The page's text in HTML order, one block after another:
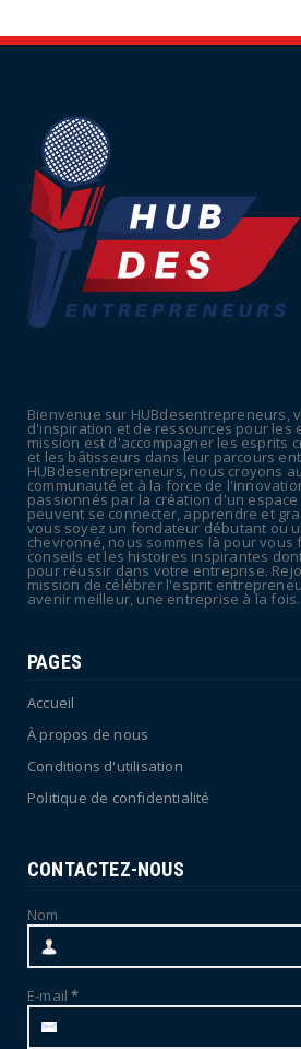
coup de pression
Tabac : les ventes
UNCATEGORIZED
Retraites : nouveau
de frein sur les
July 09, 2026
July 08, 2026
POLITIQUE
Canicule : sept
en vigilance
July 04, 2026
Bienvenue sur HUBdesentrepreneurs,
d'inspiration et de ressources pour les
mission est d'accompagner les esprits
et les bâtisseurs dans leur parcours
HUBdesentrepreneurs, nous croyons
communauté et à la force de
passionnés par la création d'un
peuvent se connecter, apprendre et
vous soyez un fondateur débutant ou
chevronné, nous sommes là pour vous
conseils et les histoires inspirantes
pour réussir dans votre entreprise.
mission de célébrer l'esprit
avenir meilleur, une entreprise à la fois.
PAGES
Accueil
À propos de nous
Conditions d'utilisation
Politique de confidentialité
CONTACTEZ-NOUS
Nom
E-mail*